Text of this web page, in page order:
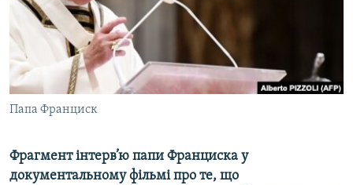
ПОДКАСТИ
КРИМ РЕАЛІЇ
РУС
КТАТ
Папа Франциск
Фрагмент інтерв’ю папи Франциска у
документальному фільмі про те, що